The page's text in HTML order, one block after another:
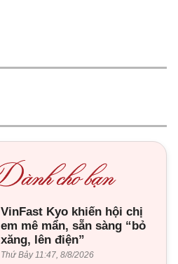
VinFast Kyo khiến hội chị
em mê mẩn, sẵn sàng “bỏ
xăng, lên điện”
Thứ Bảy 11:47, 8/8/2026